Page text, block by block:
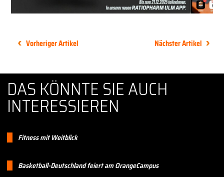
Vorheriger Artikel Nächster Artikel
DAS KÖNNTE SIE AUCH
INTERESSIEREN
Fitness mit Weitblick
Basketball-Deutschland feiert am OrangeCampus